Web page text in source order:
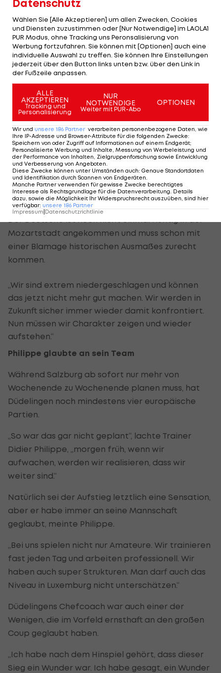
länger in den Köpfen bleibt.
„Dieses Ausscheiden wird uns noch ewig
nachhängen. Dass wir schon in der zweiten Runde
ausscheiden, ist ein Wahnsinn. Es wird sicher noch
Monate in unseren Köpfen sein, dass wir die
Champions League und die Europa League
verpasst haben. Spätestens wenn wir die Spiele
im TV sehen, wird es uns wieder bewusst.“
Katastrophen-Start für Schmidt
Für Roger Schmidt, der genau seit einem Monat
als Salzburg-Trainer im Amt ist, kommt das Aus
einer Katastrophe gleich.
Mozartstadt angekommen und muss schon mit
einer Blamage historischen Ausmaßes zurecht
kommen.
„Wir sind extrem niedergeschlagen und können
das jetzt nicht mehr gut machen. Wir werden in
Zukunft sicher immer wieder damit konfrontiert.
Nun müssen wir Charakter zeigen und wieder
aufstehen.“
Philippe glaubte an sein Team
Während Salzburg ab sofort nur mehr von
Wochenende zu Wochenende planen muss, hat
Düdelingen noch mindestens vier europäische
Partien.
„So war das gar nicht geplant“, lachte Trainer
Didier Philippe, „morgen früh, wenn wir
aufwachen, werden wir realisieren, dass wir
weiter sind.“
Natürlich sei der Aufstieg letztlich eine Sensation,
aber er habe immer an seine Mannschaft
geglaubt, meinte Philippe.
„Bei uns spielen nicht nur Amateure. Wir trainieren
fast jeden Tag und arbeiten professionell. Wir
haben auch super Strukturen. Man darf auch das
Niveau in Luxemburg nicht unterschätzen.“
Düdelingens Chefcoach war auch einer der
Wenigen, die im Vorfeld ernsthaft an den großen
Coup geglaubt haben.
„Ich habe nach dem Hinspiel gehört, dass dieser
Sieg ein Wunder war. Ich habe gesagt, ein Wunder
Datenschutz
Wählen Sie [Alle Akzeptieren] um allen Zwecken, Cookies
und Diensten zuzustimmen oder [Nur Notwendige] im LAOLA1
PUR Modus, ohne Tracking uns Peronsalisierung von
Werbung fortzufahren. Sie können mit [Optionen] auch eine
individuelle Auswahl zu treffen. Sie können Ihre Einstellungen
jederzeit über den Button links unten bzw. über den Link in
der Fußzeile anpassen.
ALLE
AKZEPTIEREN
Tracking und
Personalisierung
NUR
NOTWENDIGE
Weiter mit PUR-Abo
OPTIONEN
Wir und unsere 186 Partner verarbeiten personenbezogene Daten, wie
Ihre IP-Adresse und Browser-Attribute für die folgenden Zwecke:
Speichern von oder Zugriff auf Informationen auf einem Endgerät;
Personalisierte Werbung und Inhalte, Messung von Werbeleistung und
der Performance von Inhalten, Zielgruppenforschung sowie Entwicklung
und Verbesserung von Angeboten
Diese Zwecke können unter Umständen auch: Genaue Standortdaten
und Identifikation durch Scannen von Endgeräten
Manche Partner verwenden für gewisse Zwecke berechtigtes
Interesse als Rechtsgrundlage für die Datenverarbeitung. Details
dazu, sowie die Möglichkeit Ihr Widerspruchsrecht auszuüben, sind hier
verfügbar: unsere 186 Partner
Impressum|Datenschutzrichtlinie